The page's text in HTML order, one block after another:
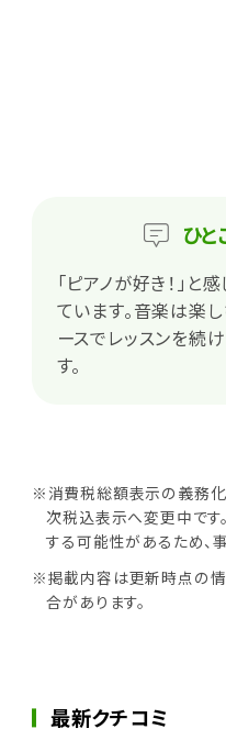
ひと
「ピアノが好き！」と
ています。音楽は楽
ースでレッスンを続
す。
※消費税総額表示の義務化
次税込表示へ変更中です
する可能性があるため、
※掲載内容は更新時点の情
合があります。
最新クチコミ